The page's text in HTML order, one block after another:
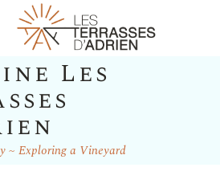
Les
Exploring a Vineyard